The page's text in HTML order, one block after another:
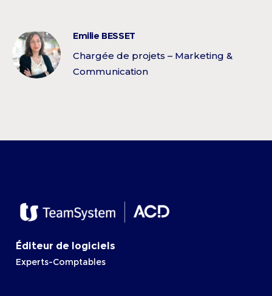
Emilie BESSET
Chargée de projets – Marketing &
Communication
Éditeur de logiciels
Experts-Comptables